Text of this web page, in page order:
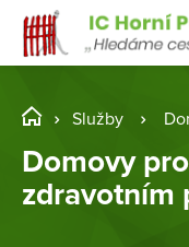
Služby
Domovy
zdravotním